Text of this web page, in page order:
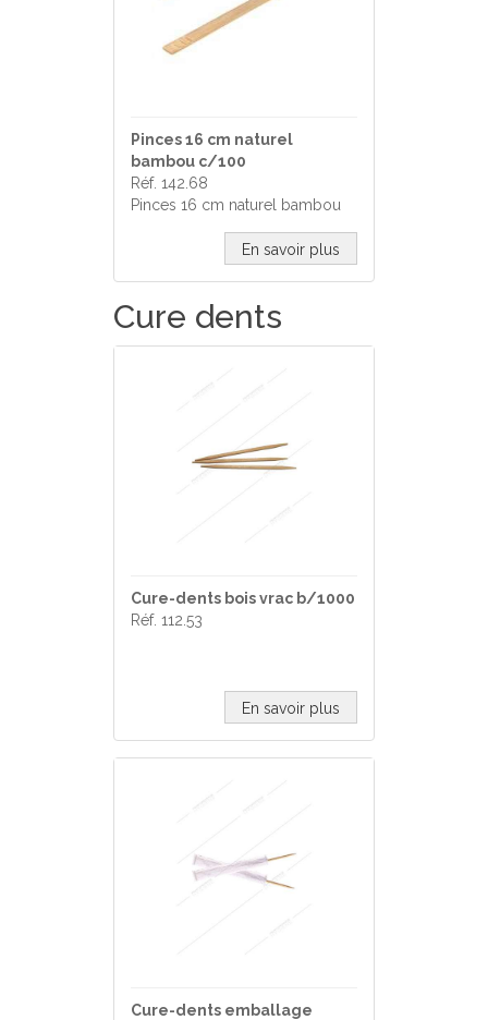
Pinces 16 cm naturel
bambou c/100
Réf. 142.68
Pinces 16 cm naturel bambou
En savoir plus
Cure dents
Cure-dents bois vrac b/1000
Réf. 112.53
En savoir plus
Cure-dents emballage